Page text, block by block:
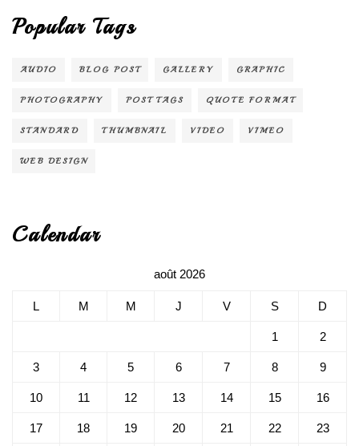
Popular Tags
AUDIO BLOG POST GALLERY GRAPHIC
PHOTOGRAPHY POST TAGS QUOTE FORMAT
STANDARD THUMBNAIL VIDEO VIMEO
WEB DESIGN
Calendar
août 2026
L M M J V S D
1 2
3 4 5 6 7 8 9
10 11 12 13 14 15 16
17 18 19 20 21 22 23